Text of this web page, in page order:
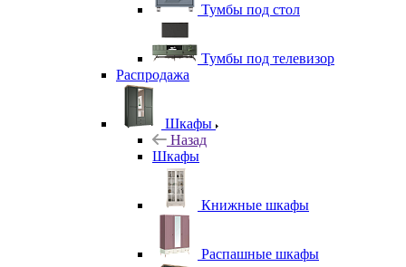
Тумбы под стол
Тумбы под телевизор
Распродажа
Шкафы
Назад
Шкафы
Книжные шкафы
Распашные шкафы